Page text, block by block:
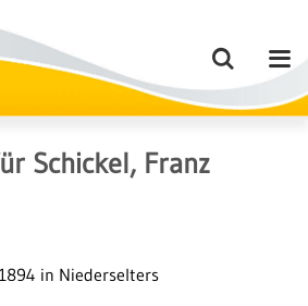
Schickel, Franz
in Niederselters